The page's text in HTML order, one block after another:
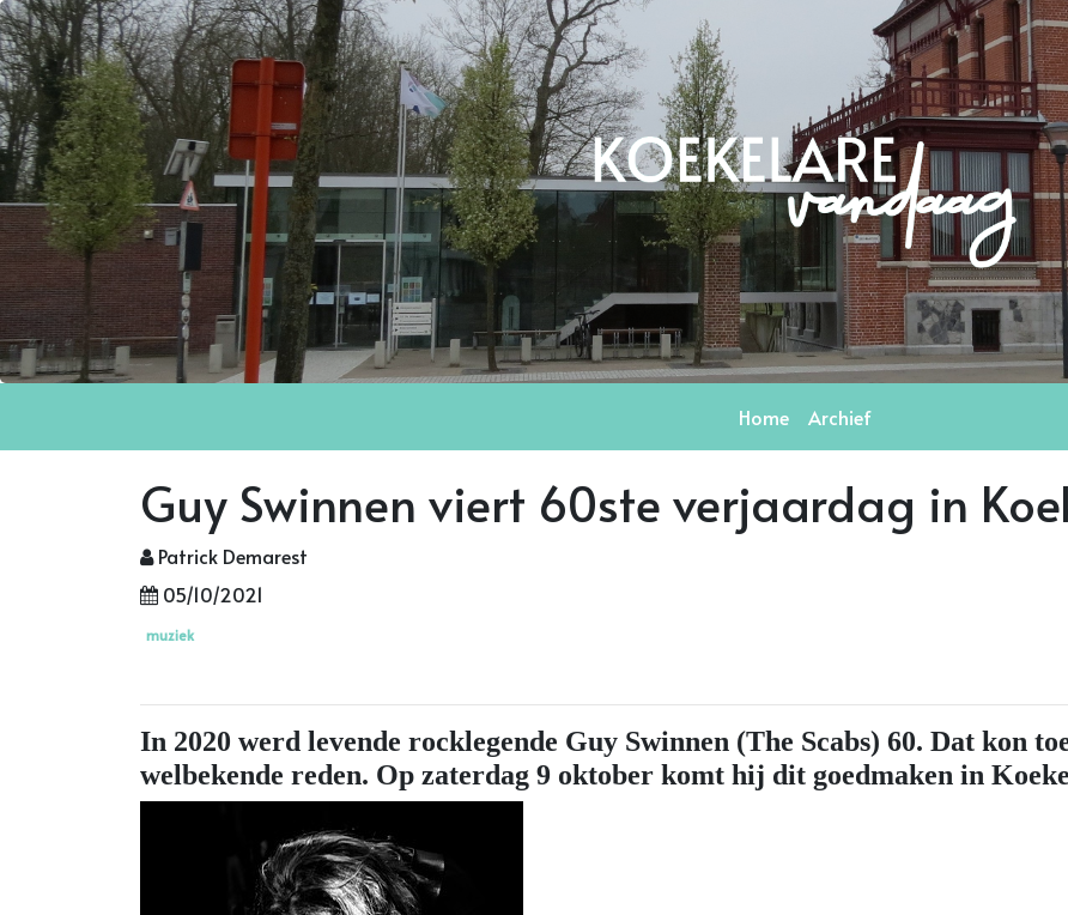
Home Archief
Guy Swinnen viert 60ste verjaardag in
Patrick Demarest
05/10/2021
muziek
In 2020 werd levende rocklegende Guy Swinnen (The Scabs) 60. Dat kon
welbekende reden. Op zaterdag 9 oktober komt hij dit goedmaken in